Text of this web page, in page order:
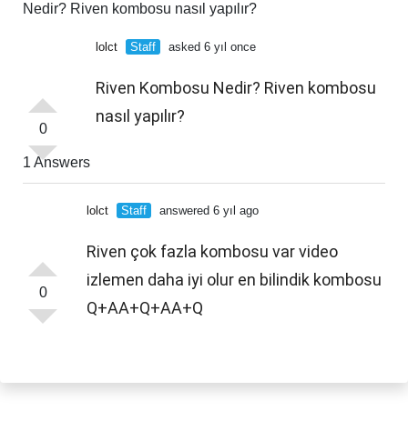
Nedir? Riven kombosu nasıl yapılır?
0
lolct Staff asked 6 yıl once
Riven Kombosu Nedir? Riven kombosu
nasıl yapılır?
1 Answers
0
lolct Staff answered 6 yıl ago
Riven çok fazla kombosu var video
izlemen daha iyi olur en bilindik kombosu
Q+AA+Q+AA+Q